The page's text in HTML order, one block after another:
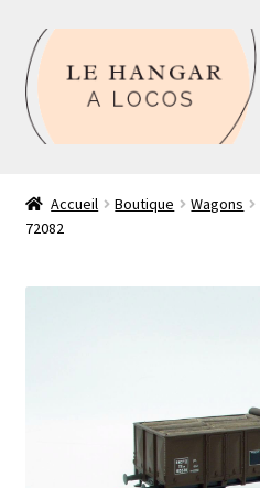
Aller
à
la
navigation
Aller
au
contenu
Boutique
Mon compte
Accueil Boutique Wagons
72082